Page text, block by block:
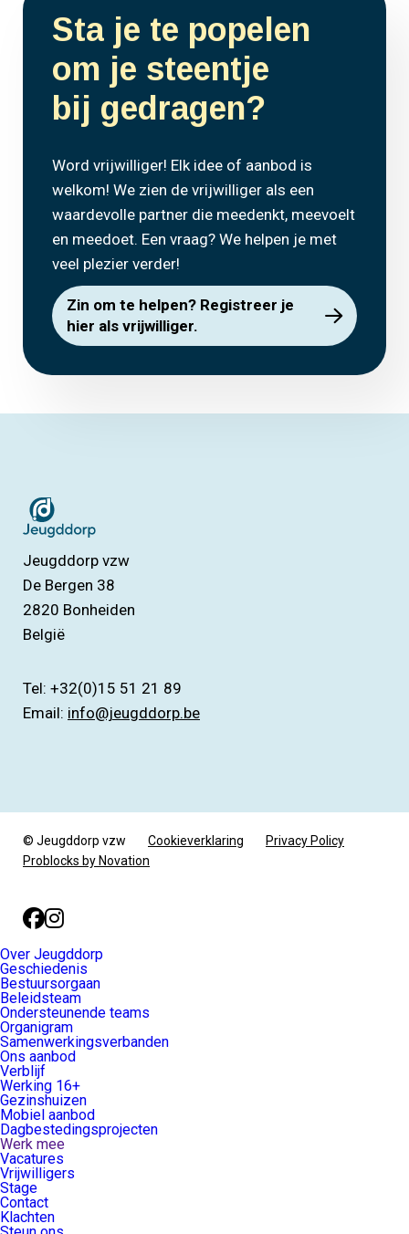
Sta je te popelen
om je steentje
bij gedragen?
Word vrijwilliger! Elk idee of aanbod is
welkom! We zien de vrijwilliger als een
waardevolle partner die meedenkt, meevoelt
en meedoet. Een vraag? We helpen je met
veel plezier verder!
Zin om te helpen? Registreer je
hier als vrijwilliger.
Jeugddorp vzw
De Bergen 38
2820 Bonheiden
België
Tel: +32(0)15 51 21 89
Email: info@jeugddorp.be
© Jeugddorp vzw Cookieverklaring
Privacy Policy
Problocks by Novation
Facebook
Instagram
Over Jeugddorp
Geschiedenis
Bestuursorgaan
Beleidsteam
Ondersteunende teams
Organigram
Samenwerkingsverbanden
Ons aanbod
Verblijf
Werking 16+
Gezinshuizen
Mobiel aanbod
Dagbestedingsprojecten
Werk mee
Vacatures
Vrijwilligers
Stage
Contact
Klachten